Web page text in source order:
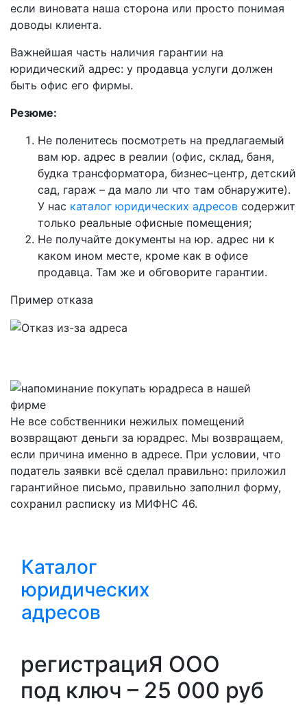
если виновата наша сторона или просто понимая
доводы клиента.
Важнейшая часть наличия гарантии на
юридический адрес: у продавца услуги должен
быть офис его фирмы.
Резюме:
Не поленитесь посмотреть на предлагаемый
вам юр. адрес в реалии (офис, склад, баня,
будка трансформатора, бизнес–центр, детский
сад, гараж – да мало ли что там обнаружите).
У нас каталог юридических адресов содержит
только реальные офисные помещения;
Не получайте документы на юр. адрес ни к
каком ином месте, кроме как в офисе
продавца. Там же и обговорите гарантии.
Пример отказа
Не все собственники нежилых помещений
возвращают деньги за юрадрес. Мы возвращаем,
если причина именно в адресе. При условии, что
податель заявки всё сделал правильно: приложил
гарантийное письмо, правильно заполнил форму,
сохранил расписку из МИФНС 46.
Каталог
юридических
адресов
регистрациЯ ООО
под ключ – 25 000 руб